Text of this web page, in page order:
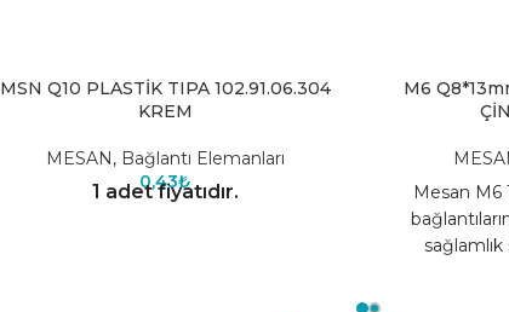
MSN Q10 PLASTİK TIPA 102.91.06.304
KREM
MESAN, Bağlantı Elemanları
0,43₺
1 adet fiyatıdır.
M6
Mesan M6